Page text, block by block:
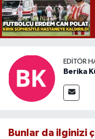
EDITÖR
Berika
Bunlar da ilginizi